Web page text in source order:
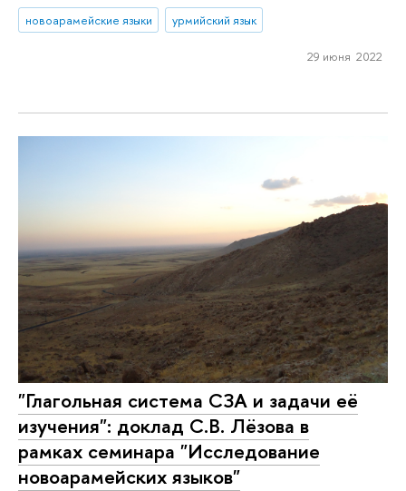
новоарамейские языки
урмийский язык
29 июня 2022
"Глагольная система СЗА и задачи её
изучения": доклад С.В. Лёзова в
рамках семинара "Исследование
новоарамейских языков"